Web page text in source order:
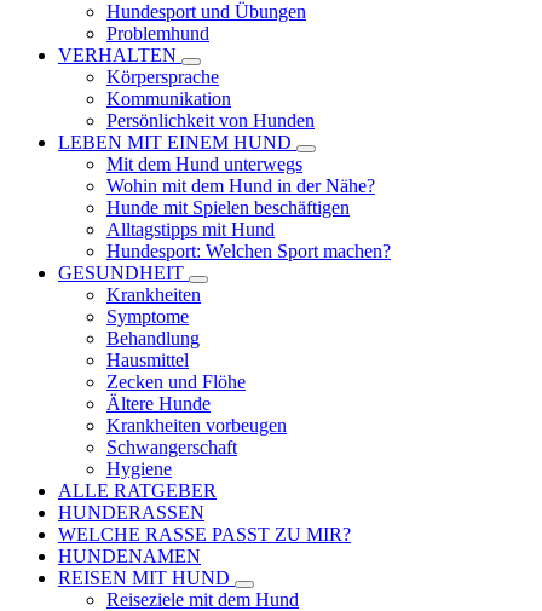
Hundesport und Übungen
Problemhund
VERHALTEN
Körpersprache
Kommunikation
Persönlichkeit von Hunden
LEBEN MIT EINEM HUND
Mit dem Hund unterwegs
Wohin mit dem Hund in der Nähe?
Hunde mit Spielen beschäftigen
Alltagstipps mit Hund
Hundesport: Welchen Sport machen?
GESUNDHEIT
Krankheiten
Symptome
Behandlung
Hausmittel
Zecken und Flöhe
Ältere Hunde
Krankheiten vorbeugen
Schwangerschaft
Hygiene
ALLE RATGEBER
HUNDERASSEN
WELCHE RASSE PASST ZU MIR?
HUNDENAMEN
REISEN MIT HUND
Reiseziele mit dem Hund